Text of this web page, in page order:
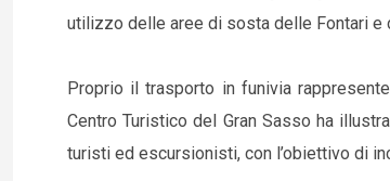
utilizzo delle aree di sosta delle Fontari e
Proprio il trasporto in funivia
Centro Turistico del Gran Sasso ha
turisti ed escursionisti, con l’obiettivo di